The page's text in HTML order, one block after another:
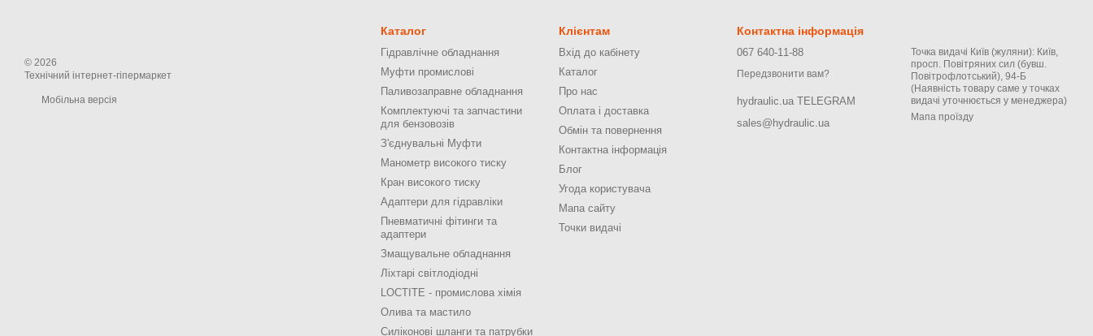
© 2026
Технічний інтернет-гіпермаркет
Мобільна версія
Каталог
Гідравлічне обладнання
Муфти промислові
Паливозаправне обладнання
Комплектуючі та запчастини
для бензовозів
З'єднувальні Муфти
Манометр високого тиску
Кран високого тиску
Адаптери для гідравліки
Пневматичні фітинги та
адаптери
Змащувальне обладнання
Ліхтарі світлодіодні
LOCTITE - промислова хімія
Олива та мастило
Силіконові шланги та патрубки
Клієнтам
Вхід до кабінету
Каталог
Про нас
Оплата і доставка
Обмін та повернення
Контактна інформація
Блог
Угода користувача
Мапа сайту
Точки видачі
Контактна інформація
067 640-11-88
Передзвонити вам?
hydraulic.ua TELEGRAM
sales@hydraulic.ua
Точка видачі Київ (жуляни): Київ,
просп. Повітряних сил (бувш.
Повітрофлотський), 94-Б
(Наявність товару саме у точках
видачі уточнюється у менеджера)
Мапа проїзду